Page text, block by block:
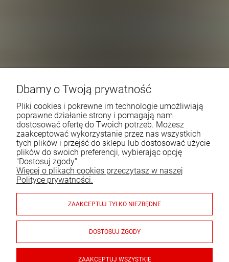
Dbamy o Twoją prywatność
Pliki cookies i pokrewne im technologie umożliwiają
poprawne działanie strony i pomagają nam
dostosować ofertę do Twoich potrzeb. Możesz
zaakceptować wykorzystanie przez nas wszystkich
tych plików i przejść do sklepu lub dostosować użycie
plików do swoich preferencji, wybierając opcję
"Dostosuj zgody".
Więcej o plikach cookies przeczytasz w naszej
Polityce prywatności.
ZAAKCEPTUJ TYLKO NIEZBĘDNE
DOSTOSUJ ZGODY
ZAAKCEPTUJ WSZYSTKIE